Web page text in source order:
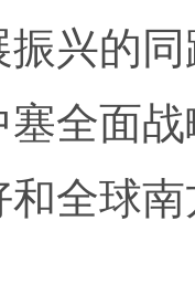
兴的
全面
全球